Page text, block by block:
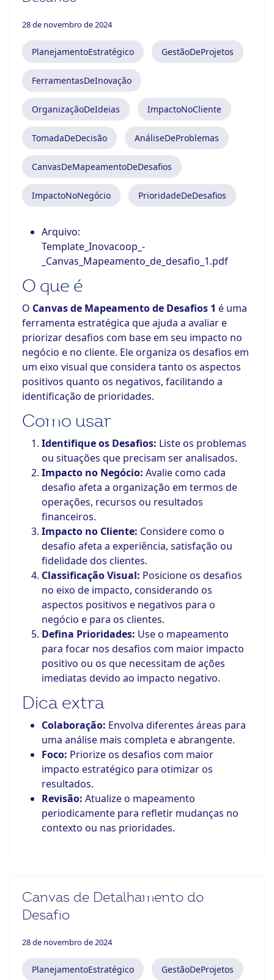
28 de novembro de 2024
PlanejamentoEstratégico GestãoDeProjetos
FerramentasDeInovação
OrganizaçãoDeIdeias ImpactoNoCliente
TomadaDeDecisão AnáliseDeProblemas
CanvasDeMapeamentoDeDesafios
ImpactoNoNegócio PrioridadeDeDesafios
Arquivo:
Template_Inovacoop_-
_Canvas_Mapeamento_de_desafio_1.pdf
O que é
O Canvas de Mapeamento de Desafios 1 é uma
ferramenta estratégica que ajuda a avaliar e
priorizar desafios com base em seu impacto no
negócio e no cliente. Ele organiza os desafios em
um eixo visual que considera tanto os aspectos
positivos quanto os negativos, facilitando a
identificação de prioridades.
Como usar
Identifique os Desafios: Liste os problemas
ou situações que precisam ser analisados.
Impacto no Negócio: Avalie como cada
desafio afeta a organização em termos de
operações, recursos ou resultados
financeiros.
Impacto no Cliente: Considere como o
desafio afeta a experiência, satisfação ou
fidelidade dos clientes.
Classificação Visual: Posicione os desafios
no eixo de impacto, considerando os
aspectos positivos e negativos para o
negócio e para os clientes.
Defina Prioridades: Use o mapeamento
para focar nos desafios com maior impacto
positivo ou os que necessitam de ações
imediatas devido ao impacto negativo.
Dica extra
Colaboração: Envolva diferentes áreas para
uma análise mais completa e abrangente.
Foco: Priorize os desafios com maior
impacto estratégico para otimizar os
resultados.
Revisão: Atualize o mapeamento
periodicamente para refletir mudanças no
contexto ou nas prioridades.
Canvas de Detalhamento do
Desafio
28 de novembro de 2024
PlanejamentoEstratégico GestãoDeProjetos